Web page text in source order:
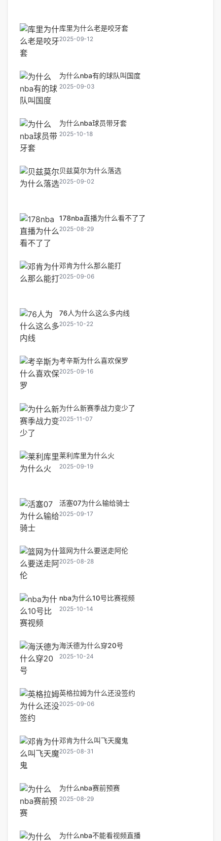
库里为什么老是咬牙套
2025-09-12
为什么nba有的球队叫国度
2025-09-03
为什么nba球员带牙套
2025-10-18
贝兹莫尔为什么落选
2025-09-02
178nba直播为什么看不了了
2025-08-29
邓肯为什么那么能打
2025-09-06
76人为什么这么多内线
2025-10-22
考辛斯为什么喜欢保罗
2025-09-16
为什么新赛季战力变少了
2025-11-07
莱利库里为什么火
2025-09-19
活塞07为什么输给骑士
2025-09-17
篮网为什么要送走阿伦
2025-08-28
nba为什么10号比赛视频
2025-10-14
海沃德为什么穿20号
2025-10-24
英格拉姆为什么还没签约
2025-09-06
邓肯为什么叫飞天魔鬼
2025-08-31
为什么nba赛前预赛
2025-08-29
为什么nba不能看视频直播